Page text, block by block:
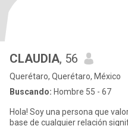
CLAUDIA, 56
Querétaro, Querétaro, México
Buscando: Hombre 55 - 67
Hola! Soy una persona que
base de cualquier relación